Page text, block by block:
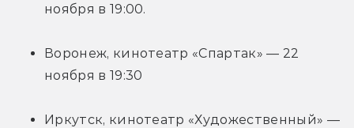
ноября в 19:00.
Воронеж, кинотеатр «Спартак» — 22
ноября в 19:30
Иркутск, кинотеатр «Художественный» —